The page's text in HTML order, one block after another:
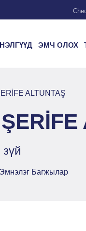
ЭМЧ ОЛОХ
ALTUNTAŞ
Багжылар